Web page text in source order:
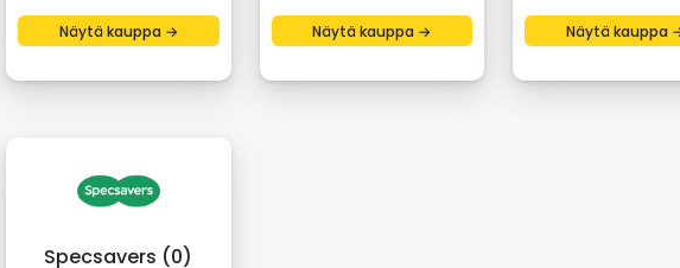
Näytä kauppa → Näytä kauppa → Näytä kauppa
Specsavers (0)